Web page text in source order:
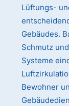
Lüftungs-
Gebäudes.
Schmutz
Systeme
Bewohner